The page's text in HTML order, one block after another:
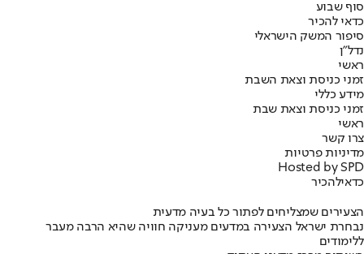
סוף שבוע
כדאי להכיר
סיפור המשק הישראלי
נדל"ן
ראשי
זמני כניסת וצאת השבת
מידע כללי
זמני כניסת וצאת שבת
ראשי
צרו קשר
מדיניות פרטיות
Hosted by SPD
כדאילהכיר
הצעירים שמצליחים לפתור כל בעיה מדעית
נבחרת ישראל הצעירה במדעים מעניקה חוויה שהיא הרבה מעבר
ללימודים